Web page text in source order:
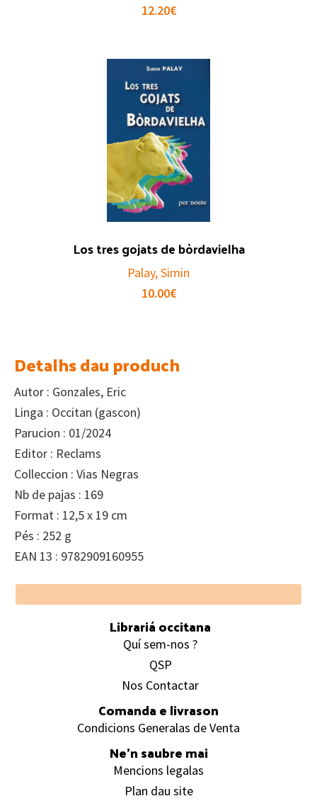
12.20€
Los tres gojats de bòrdavielha
Palay, Simin
10.00€
Detalhs dau produch
Autor : Gonzales, Eric
Linga : Occitan (gascon)
Parucion : 01/2024
Editor : Reclams
Colleccion : Vias Negras
Nb de pajas : 169
Format : 12,5 x 19 cm
Pés : 252 g
EAN 13 : 9782909160955
Footer
Librariá occitana
Quí sem-nos ?
QSP
Nos Contactar
Comanda e livrason
Condicions Generalas de Venta
Ne’n saubre mai
Mencions legalas
Plan dau site